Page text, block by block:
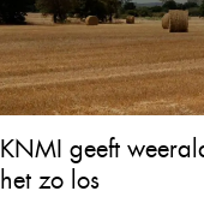
KNMI geeft
het zo los